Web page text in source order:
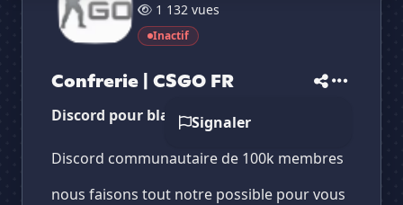
1 132 vues
Inactif
Confrerie | CSGO FR
Signaler
Discord pour blablater, jouer ect
Discord communautaire de 100k membres
nous faisons tout notre possible pour vous
Vote pourConfrerie | CSGO FR
Confrerie | CSG...
Es-tu sûr de vouloir supprimer ton avis de ce
serveur ?
Supprimer
Confrerie | CSGO FR